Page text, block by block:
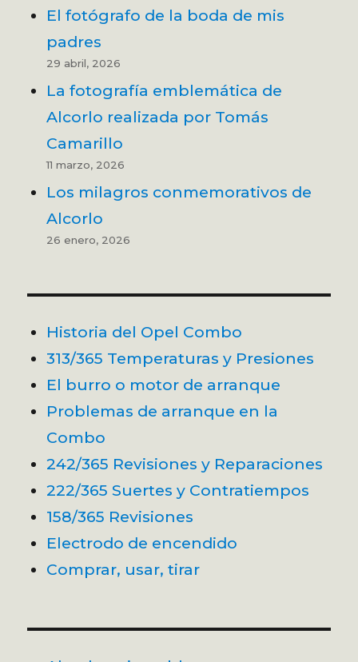
El fotógrafo de la boda de mis
padres
29 abril, 2026
La fotografía emblemática de
Alcorlo realizada por Tomás
Camarillo
11 marzo, 2026
Los milagros conmemorativos de
Alcorlo
26 enero, 2026
Historia del Opel Combo
313/365 Temperaturas y Presiones
El burro o motor de arranque
Problemas de arranque en la
Combo
242/365 Revisiones y Reparaciones
222/365 Suertes y Contratiempos
158/365 Revisiones
Electrodo de encendido
Comprar, usar, tirar